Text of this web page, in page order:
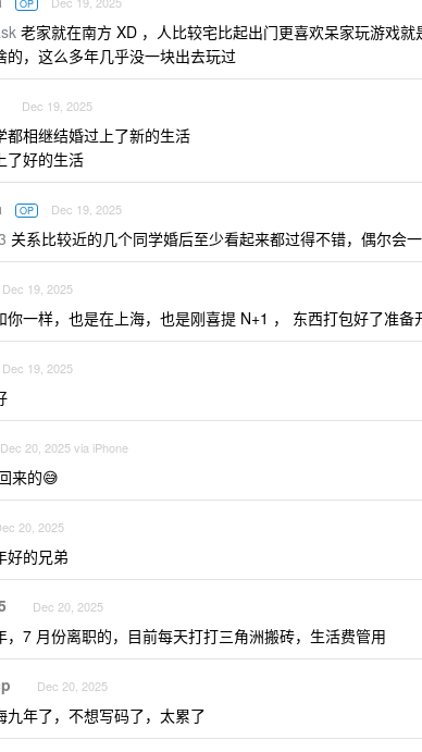
OP
老家就在南方 XD ，人比较宅比起出门更喜欢呆家玩游戏
的，这么多年几乎没一块出去玩过
Dec 19, 2025
都相继结婚过上了新的生活
了好的生活
OP Dec 19, 2025
关系比较近的几个同学婚后至少看起来都过得不错，偶尔会
Dec 19, 2025
你一样，也是在上海，也是刚喜提 N+1 ， 东西打包好了准备
Dec 19, 2025
Dec 20, 2025 via iPhone
来的😅
20, 2025
好的兄弟
Dec 20, 2025
，7 月份离职的，目前每天打打三角洲搬砖，生活费管用
Dec 20, 2025
九年了，不想写码了，太累了